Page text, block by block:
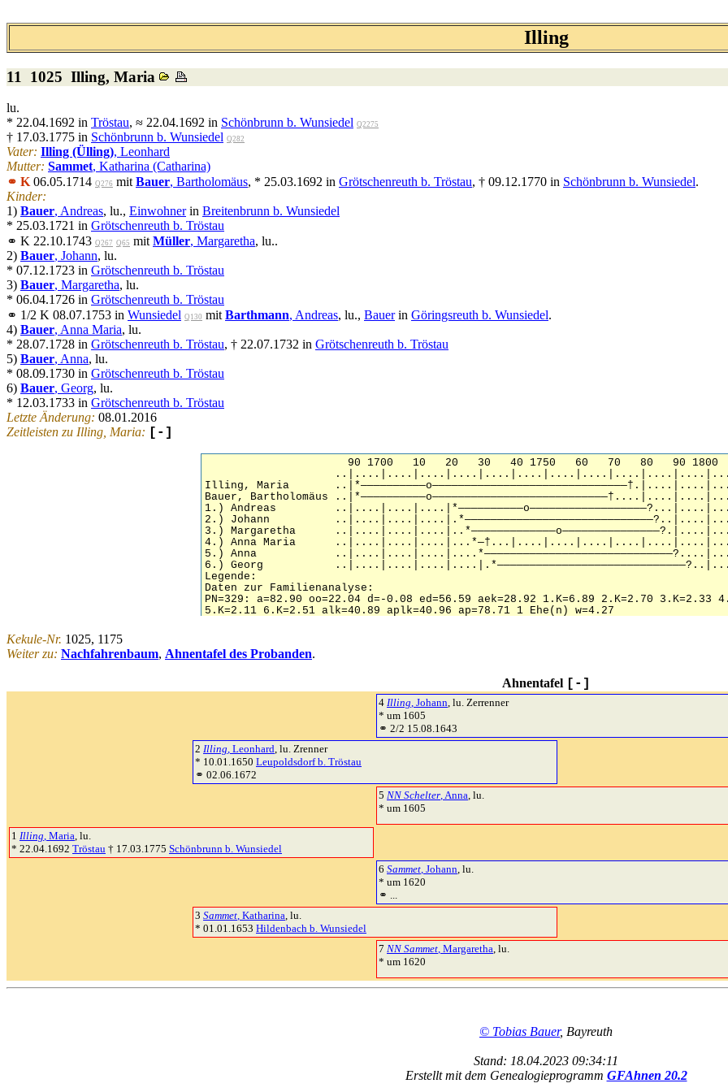
Illing
11 1025 Illing, Maria
lu.
* 22.04.1692 in Tröstau, ≈ 22.04.1692 in Schönbrunn b. Wunsiedel Q2275
† 17.03.1775 in Schönbrunn b. Wunsiedel Q282
Vater: Illing (Ülling), Leonhard
Mutter: Sammet, Katharina (Catharina)
⚭ K06.05.1714 Q276 mitBauer, Bartholomäus, * 25.03.1692 in Grötschenreuth b. Tröstau, † 09.12.1770 in Schönbrunn b. Wunsiedel.
Kinder:
1) Bauer, Andreas, lu., Einwohnerin Breitenbrunn b. Wunsiedel
* 25.03.1721 in Grötschenreuth b. Tröstau
⚭ K 22.10.1743 Q267 Q65 mitMüller, Margaretha, lu..
2) Bauer, Johann, lu.
* 07.12.1723 in Grötschenreuth b. Tröstau
3) Bauer, Margaretha, lu.
* 06.04.1726 in Grötschenreuth b. Tröstau
⚭ 1/2 K 08.07.1753 in Wunsiedel Q130 mitBarthmann, Andreas, lu., Bauerin Göringsreuth b. Wunsiedel.
4) Bauer, Anna Maria, lu.
* 28.07.1728 in Grötschenreuth b. Tröstau, † 22.07.1732 in Grötschenreuth b. Tröstau
5) Bauer, Anna, lu.
* 08.09.1730 in Grötschenreuth b. Tröstau
6) Bauer, Georg, lu.
* 12.03.1733 in Grötschenreuth b. Tröstau
Letzte Änderung: 08.01.2016
Zeitleisten zu Illing, Maria:
[-]
Kekule-Nr. 1025, 1175
Weiter zu: Nachfahrenbaum, Ahnentafel des Probanden.
Ahnentafel [-]
4 Illing, Johann, lu. Zerrenner
* um 1605
⚭ 2/2 15.08.1643
2 Illing, Leonhard, lu. Zrenner
* 10.01.1650 Leupoldsdorf b. Tröstau
⚭ 02.06.1672
5 NN Schelter, Anna, lu.
* um 1605
1 Illing, Maria, lu.
* 22.04.1692 Tröstau † 17.03.1775 Schönbrunn b. Wunsiedel
6 Sammet, Johann, lu.
* um 1620
⚭ ...
3 Sammet, Katharina, lu.
* 01.01.1653 Hildenbach b. Wunsiedel
7 NN Sammet, Margaretha, lu.
* um 1620
© Tobias Bauer, Bayreuth
Stand: 18.04.2023 09:34:11
Erstellt mit dem Genealogieprogramm GFAhnen 20.2